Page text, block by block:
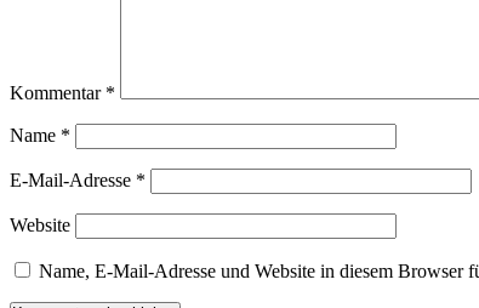
Kommentar *
Name *
E-Mail-Adresse *
Website
Name, E-Mail-Adresse und Website in diesem Browser